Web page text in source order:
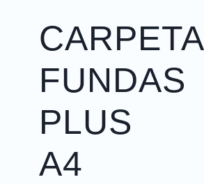
CARPETA
FUNDAS
PLUS
A4